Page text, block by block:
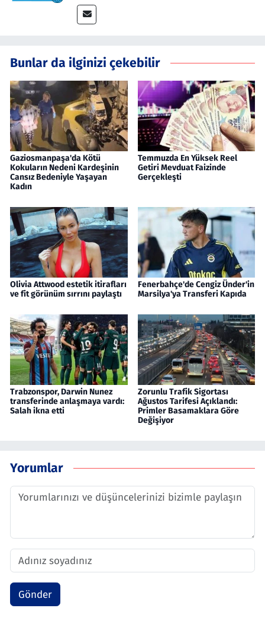
Bunlar da ilginizi çekebilir
Gaziosmanpaşa'da Kötü
Kokuların Nedeni Kardeşinin
Cansız Bedeniyle Yaşayan
Kadın
Temmuzda En Yüksek Reel
Getiri Mevduat Faizinde
Gerçekleşti
Olivia Attwood estetik itirafları
ve fit görünüm sırrını paylaştı
Fenerbahçe'de Cengiz Ünder'in
Marsilya'ya Transferi Kapıda
Trabzonspor, Darwin Nunez
transferinde anlaşmaya vardı:
Salah ikna etti
Zorunlu Trafik Sigortası
Ağustos Tarifesi Açıklandı:
Primler Basamaklara Göre
Değişiyor
Yorumlar
Gönder